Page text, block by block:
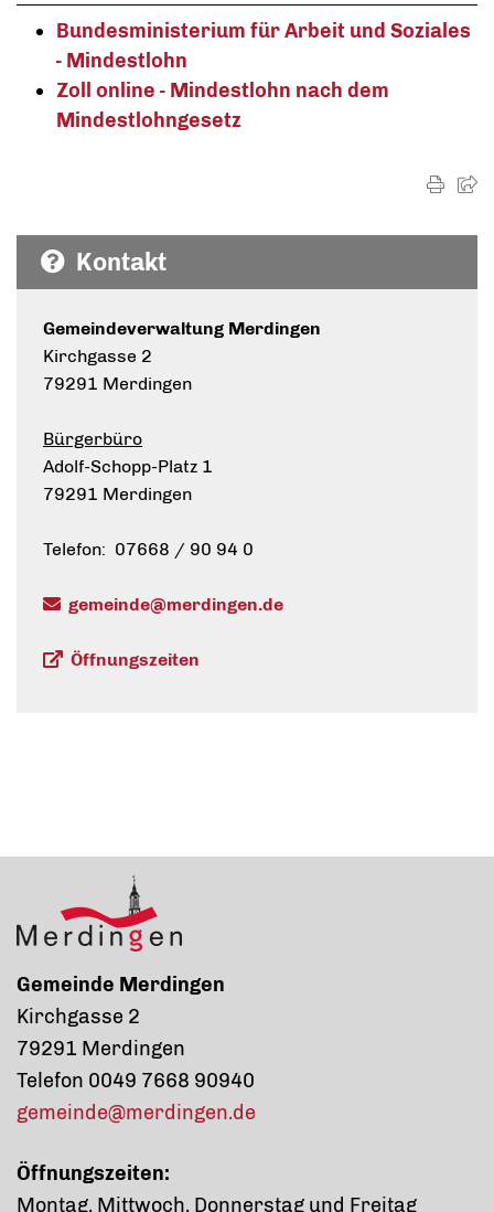
Bundesministerium für Arbeit und Soziales
- Mindestlohn
Zoll online - Mindestlohn nach dem
Mindestlohngesetz
Kontakt
Gemeindeverwaltung Merdingen
Kirchgasse 2
79291 Merdingen
Bürgerbüro
Adolf-Schopp-Platz 1
79291 Merdingen
Telefon: 07668 / 90 94 0
gemeinde@merdingen.de
Öffnungszeiten
Gemeinde Merdingen
Kirchgasse 2
79291 Merdingen
Telefon 0049 7668 90940
gemeinde@merdingen.de
Öffnungszeiten:
Montag, Mittwoch, Donnerstag und Freitag